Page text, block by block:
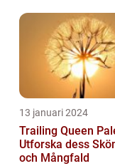
13 januari 2024
Trailing Queen
Utforska dess
och Mångfald